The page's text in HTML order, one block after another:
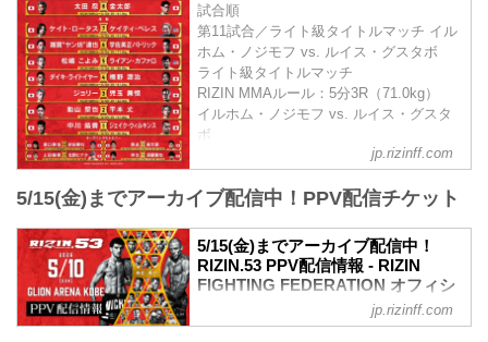
開催日時
2026年5月10日（日）12:00開場／14:00開
始
※オープニングファイトは11:30開始予定
終了予定時間
20:00〜21:00頃
予定時間が前後することがありますので
会場
GLION ARENA KOBE
阪急「神戸三宮駅」：徒歩 約18分
阪神「神戸三宮駅」：徒歩 約1...
試合順
第11試合／ライト級タイトルマッチ イル
ホム・ノジモフ vs. ルイス・グスタボ
ライト級タイトルマッチ
RIZIN MMAルール：5分3R（71.0kg）
イルホム・ノジモフ vs. ルイス・グスタ
ボ
RIZINスタンディングバウト特別ルール：
3分 3R（無差別級）
平本蓮 vs. 皇治
第9試合／高木凌 vs. リー・カイウェン
RIZIN MMAルール：5分3R（66.0kg）
jp.rizinff.com
5/15(金)までアーカイブ配信中！PPV配信チケット
5/15(金)までアーカイブ配信中！
RIZIN.53 PPV配信情報 - RIZIN
FIGHTING FEDERATION オフィシ
jp.rizinff.com